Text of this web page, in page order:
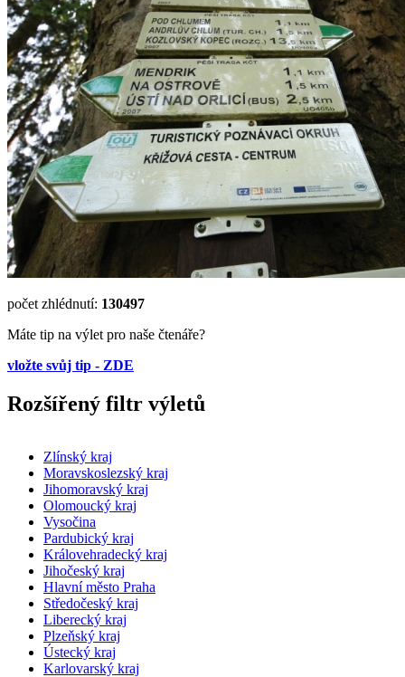
počet zhlédnutí: 130497
Máte tip na výlet pro naše čtenáře?
vložte svůj tip - ZDE
Rozšířený filtr výletů
Zlínský kraj
Moravskoslezský kraj
Jihomoravský kraj
Olomoucký kraj
Vysočina
Pardubický kraj
Královehradecký kraj
Jihočeský kraj
Hlavní město Praha
Středočeský kraj
Liberecký kraj
Plzeňský kraj
Ústecký kraj
Karlovarský kraj